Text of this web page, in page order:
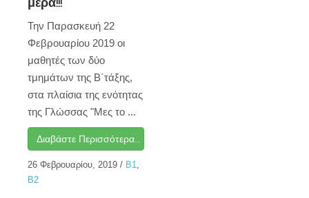
Την Παρασκευή 22
Φεβρουαρίου 2019 οι
μαθητές των δύο
τμημάτων της Β΄τάξης,
στα πλαίσια της ενότητας
της Γλώσσας "Μες το ...
Διαβάστε Περισσότερα..
26 Φεβρουαρίου, 2019 / Β1,
Β2